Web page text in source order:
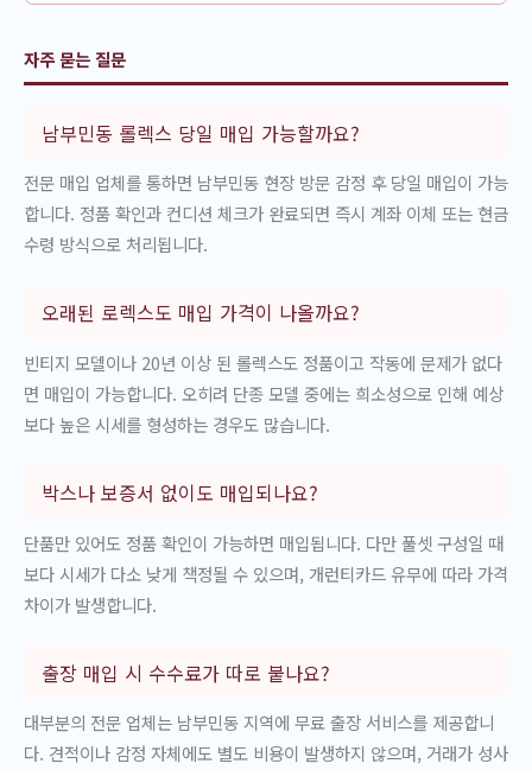
자주 묻는 질문
남부민동 롤렉스 당일 매입 가능할까요?
전문 매입 업체를 통하면 남부민동 현장 방문 감정 후 당일 매입이 가능
합니다. 정품 확인과 컨디션 체크가 완료되면 즉시 계좌 이체 또는 현금
수령 방식으로 처리됩니다.
오래된 로렉스도 매입 가격이 나올까요?
빈티지 모델이나 20년 이상 된 롤렉스도 정품이고 작동에 문제가 없다
면 매입이 가능합니다. 오히려 단종 모델 중에는 희소성으로 인해 예상
보다 높은 시세를 형성하는 경우도 많습니다.
박스나 보증서 없이도 매입되나요?
단품만 있어도 정품 확인이 가능하면 매입됩니다. 다만 풀셋 구성일 때
보다 시세가 다소 낮게 책정될 수 있으며, 개런티카드 유무에 따라 가격
차이가 발생합니다.
출장 매입 시 수수료가 따로 붙나요?
대부분의 전문 업체는 남부민동 지역에 무료 출장 서비스를 제공합니
다. 견적이나 감정 자체에도 별도 비용이 발생하지 않으며, 거래가 성사